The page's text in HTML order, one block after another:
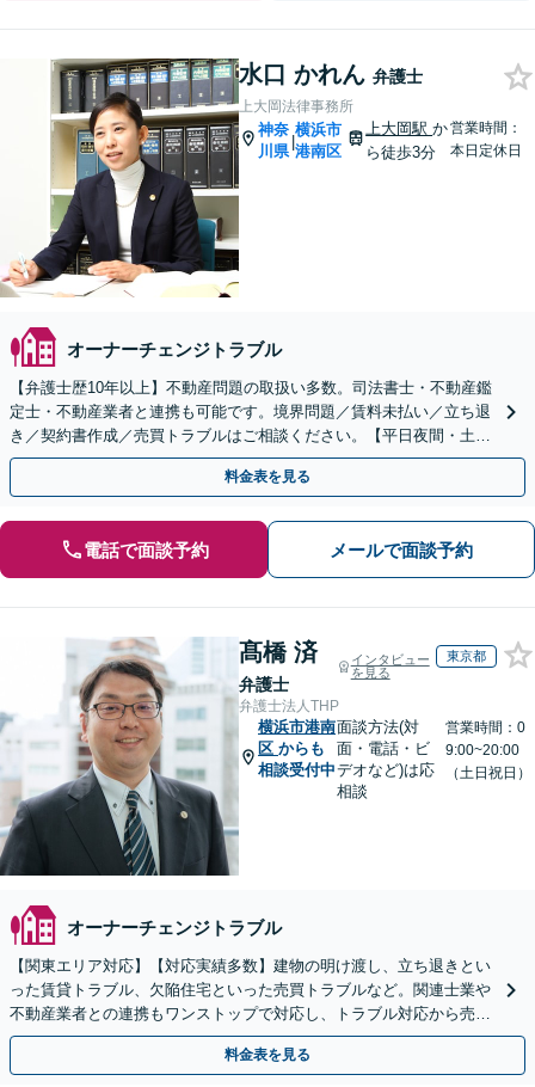
水口 かれん 弁護士
上大岡法律事務所
神奈
川県
|
横浜市
港南区
上大岡駅か
ら徒歩3分
営業時間：
本日定休日
オーナーチェンジトラブル
【弁護士歴10年以上】不動産問題の取扱い多数。司法書士・不動産鑑
定士・不動産業者と連携も可能です。境界問題／賃料未払い／立ち退
き／契約書作成／売買トラブルはご相談ください。【平日夜間・土日
祝相談可】【上大岡駅直結】
料金表を見る
電話で面談予約 メールで面談予約
髙橋 済
弁護士
インタビュー
を見る
東京都
弁護士法人THP
横浜市港南
区 からも
相談受付中
面談方法(対
面・電話・ビ
デオなど)は応
相談
営業時間：0
9:00~20:00
（土日祝日）
オーナーチェンジトラブル
【関東エリア対応】【対応実績多数】建物の明け渡し、立ち退きとい
った賃貸トラブル、欠陥住宅といった売買トラブルなど。関連士業や
不動産業者との連携もワンストップで対応し、トラブル対応から売却
まで徹底サポート【初回相談無料】
料金表を見る